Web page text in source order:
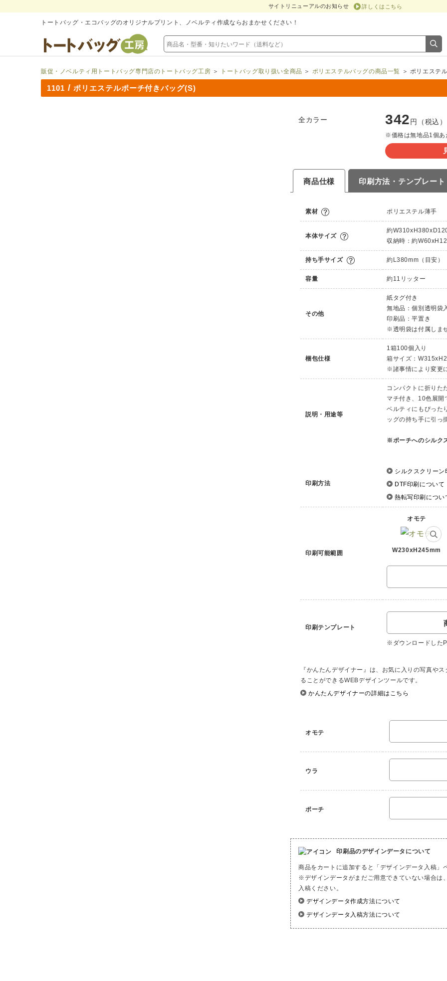
サイトリニューアルのお知らせ 詳しくはこちら
トートバッグ・エコバッグのオリジナルプリント、ノベルティ作成ならおまかせください！
販促・ノベルティ用トートバッグ専門店のトートバッグ工房 ＞ トートバッグ取り扱い全商品 ＞ ポリエステルバッグの商品一覧 ＞ ポリエステ
1101 /ポリエステルポーチ付きバッグ(S)
全カラー 342円（税込
※価格は無地品1個あ
商品仕様 印刷方法・ テンプレート
素材 ポリエステル薄手
本体サイズ
約
収納時：約
持ち手サイズ 約L380mm（目安）
容量 約11リッター
その他
紙タグ付き
無地品：個別透明袋
印刷品：平置き
※透明袋は付属しま
梱包仕様
1箱100個入り
箱サイズ：
※諸事情により変更
説明・用途等
コンパクトに折りた
マチ付き、10色展開
ベルティにもぴった
ッグの持ち手に引っ
※ポーチへのシルク
印刷方法
シルクスクリーン
DTF印刷について
熱転写印刷につい
印刷可能範囲
オモテ
W230xH245mm
印刷テンプレート
※ダウンロードした
『かんたんデザイナー』は、お気に入りの写真や
ることができるWEBデザインツールです。
かんたんデザイナーの詳細はこちら
オモテ
ウラ
ポーチ
印刷品のデザインデータについて
商品をカートに追加すると「デザインデータ入稿
※デザインデータがまだご用意できていない場合は
入稿ください。
デザインデータ作成方法について
デザインデータ入稿方法について